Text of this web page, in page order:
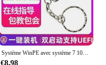
Système WinPE avec système 7 10 11 server 2019, vente en gros, livraison gratuite, disque U, plus de 30, système simplifié et optimisé
€8.98